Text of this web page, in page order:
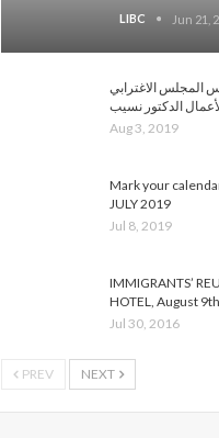
LIBC Jun 21,
الاغترابي
Aug 3, 2019
Mark your
JULY 2019
Jul 8, 2019
IMMIGRANTS’
HOTEL, August
Jul 30, 2016
PREV NEXT